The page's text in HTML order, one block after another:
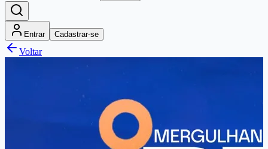
Entrar Cadastrar-se
Voltar